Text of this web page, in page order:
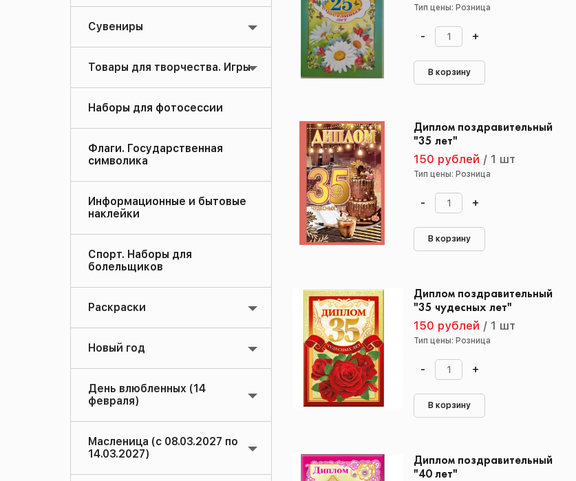
Сувениры
Товары для творчества. Игры
Наборы для фотосессии
Флаги. Государственная
символика
Информационные и бытовые
наклейки
Спорт. Наборы для
болельщиков
Раскраски
Новый год
День влюбленных (14
февраля)
Масленица (с 08.03.2027 по
14.03.2027)
Тип цены: Розница
- +
В корзину
Диплом поздравительный
"35 лет"
150 рублей / 1 шт
Тип цены: Розница
- +
В корзину
Диплом поздравительный
"35 чудесных лет"
150 рублей / 1 шт
Тип цены: Розница
- +
В корзину
Диплом поздравительный
"40 лет"